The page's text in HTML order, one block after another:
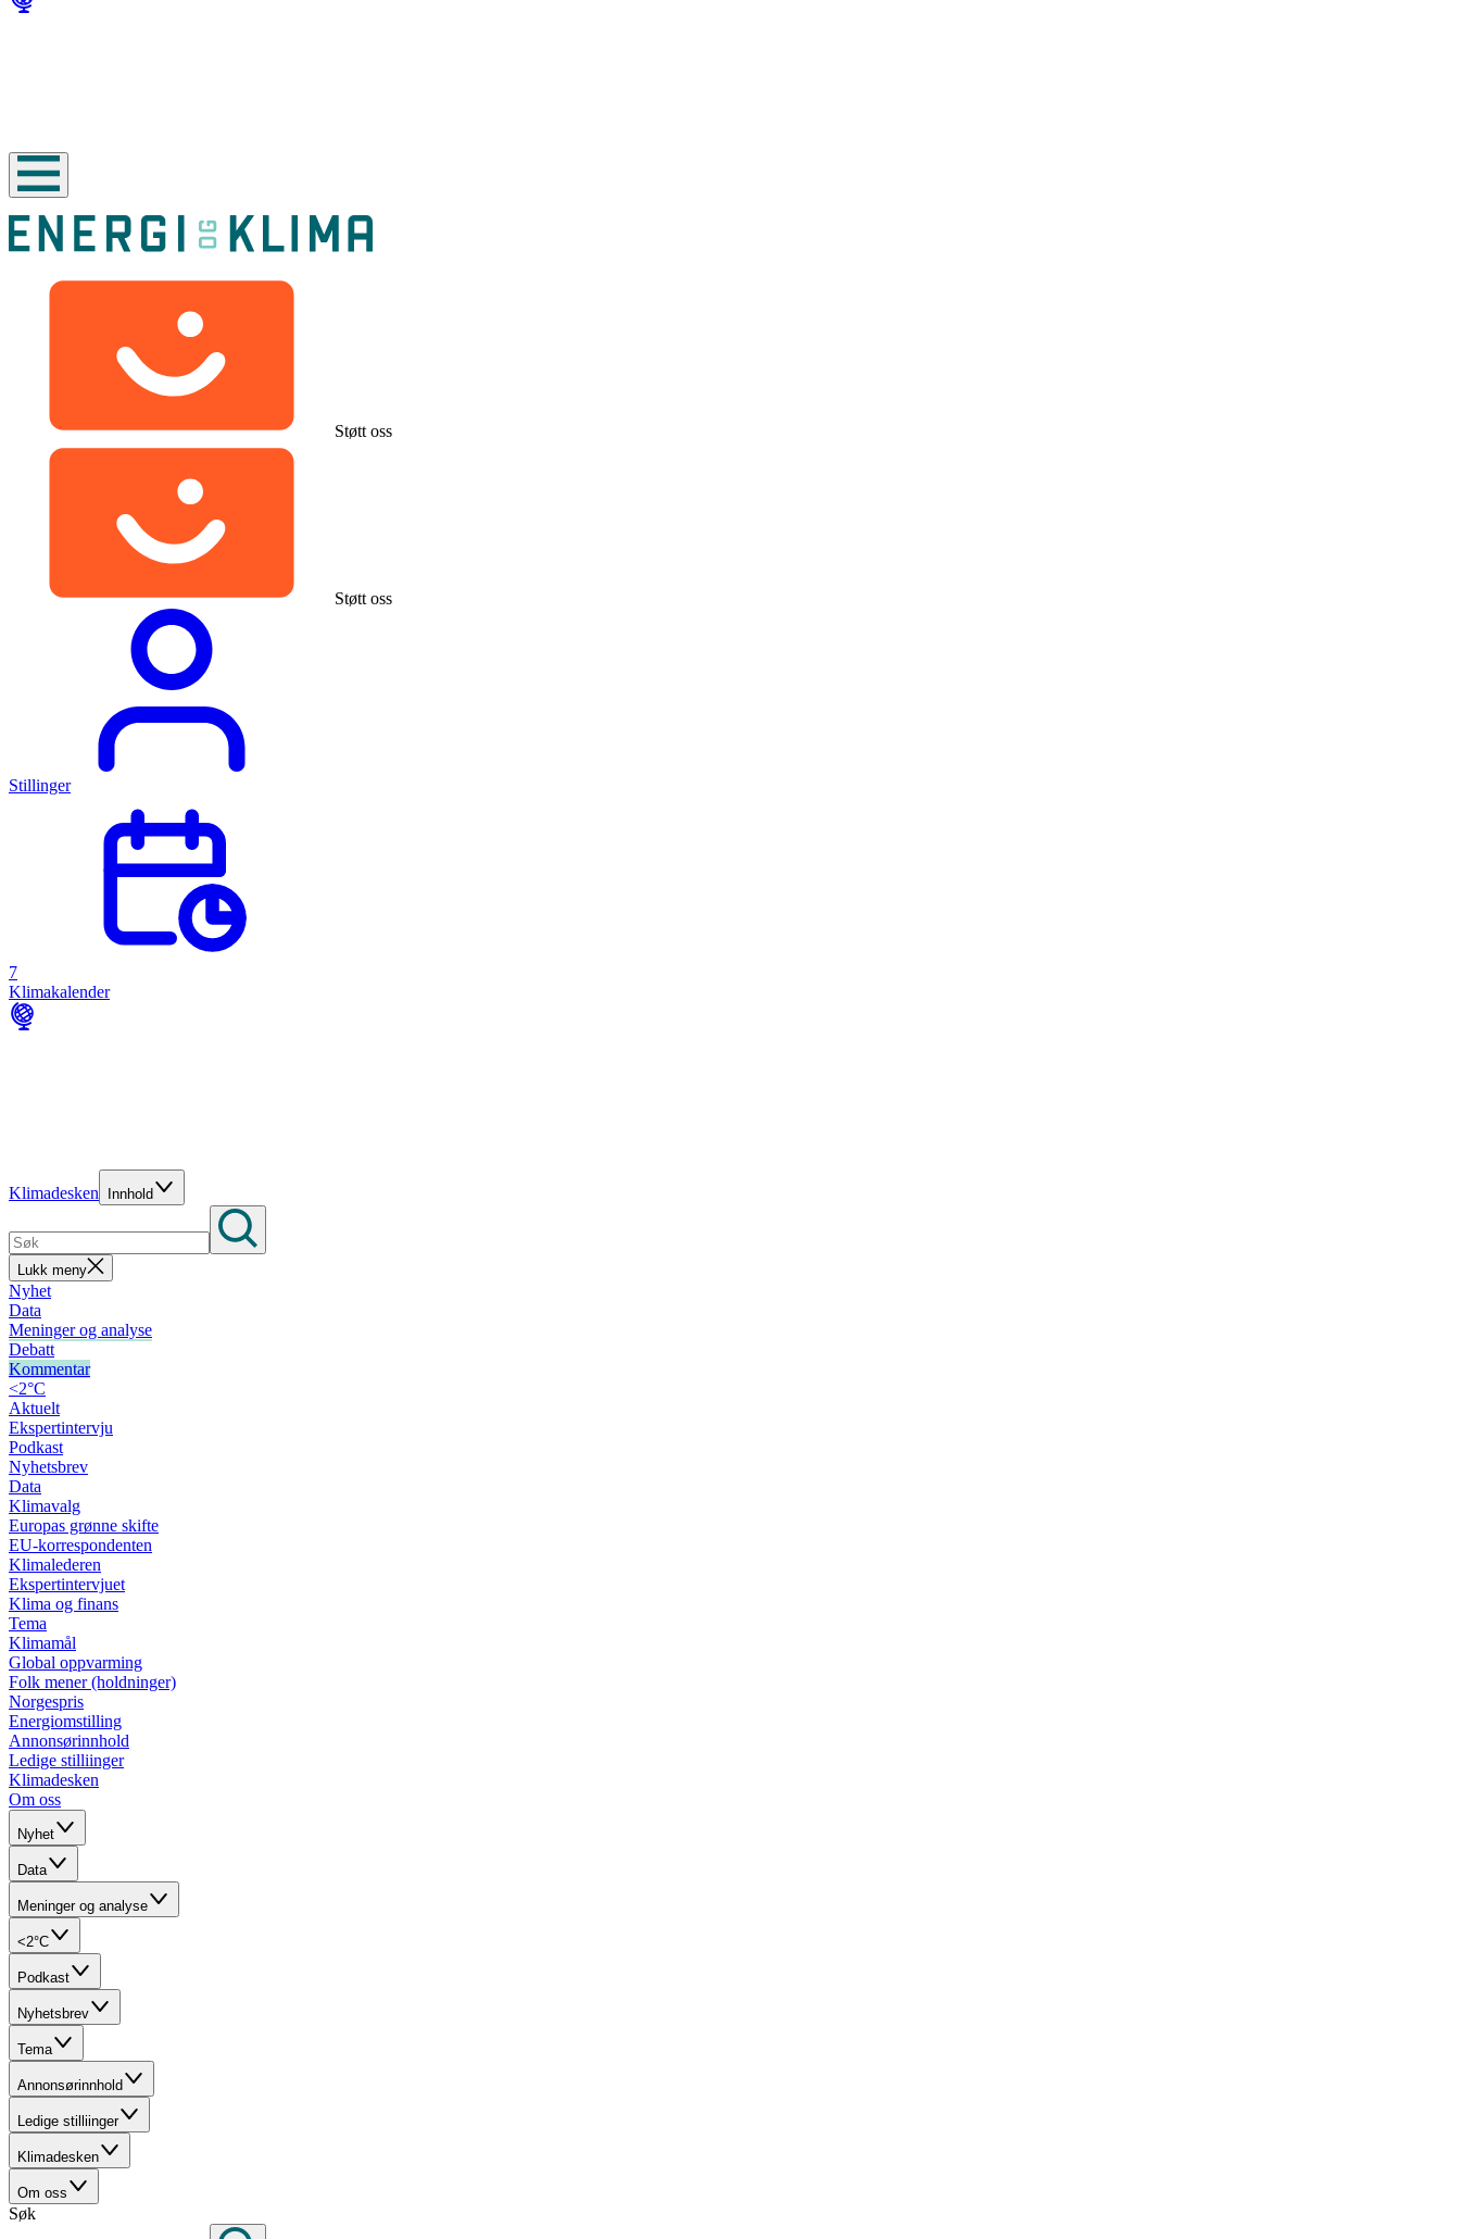
Støtt oss
Støtt oss
Stillinger
7
Klimakalender
Klimadesken Innhold
Lukk meny
Nyhet
Data
Meninger og analyse
Debatt
Kommentar
<2°C
Aktuelt
Ekspertintervju
Podkast
Nyhetsbrev
Data
Klimavalg
Europas grønne skifte
EU-korrespondenten
Klimalederen
Ekspertintervjuet
Klima og finans
Tema
Klimamål
Global oppvarming
Folk mener (holdninger)
Norgespris
Energiomstilling
Annonsørinnhold
Ledige stilliinger
Klimadesken
Om oss
Nyhet
Data
Meninger og analyse
<2°C
Podkast
Nyhetsbrev
Tema
Annonsørinnhold
Ledige stilliinger
Klimadesken
Om oss
Søk